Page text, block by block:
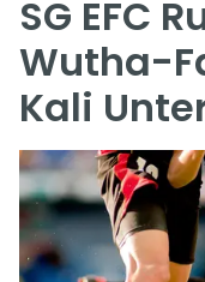
SG EFC
Wutha-
Kali